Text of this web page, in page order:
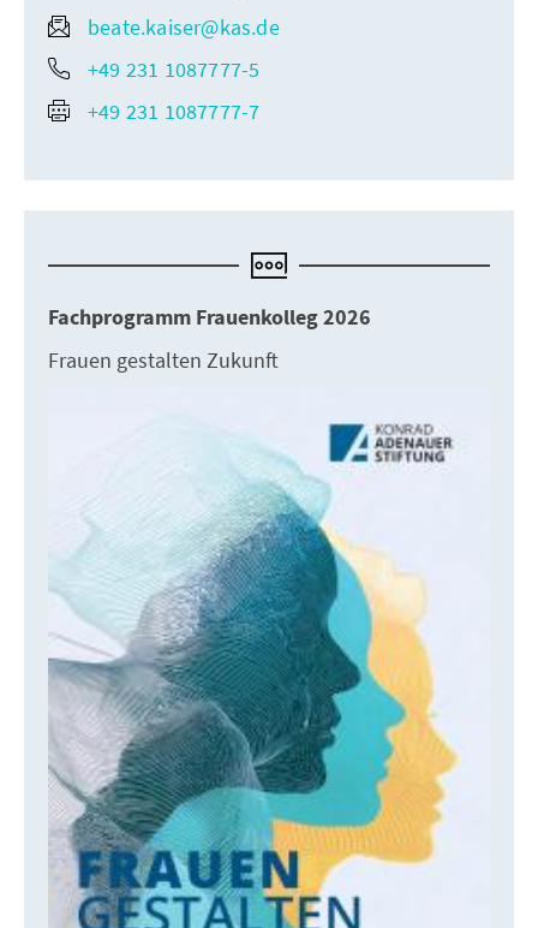
beate.kaiser@kas.de
+49 231 1087777-5
+49 231 1087777-7
Fachprogramm Frauenkolleg 2026
Frauen gestalten Zukunft